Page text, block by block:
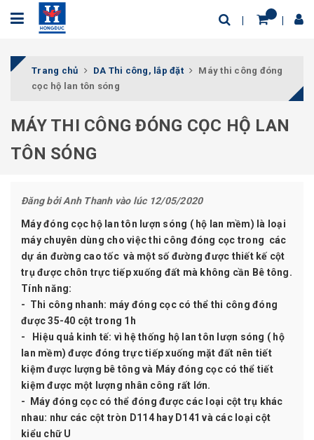
Trang chủ DA Thi công, lắp đặt
Máy thi công đóng
cọc hộ lan tôn sóng
MÁY THI CÔNG ĐÓNG CỌC HỘ LAN
TÔN SÓNG
Đăng bởiAnh Thanhvào lúc 12/05/2020
Máy đóng cọc hộ lan tôn lượn sóng ( hộ lan mềm) là loại
máy chuyên dùng cho việc thi công đóng cọc trong các
dự án đường cao tốc và một số đường được thiết kế cột
trụ được chôn trực tiếp xuống đất mà không cần Bê tông.
Tính năng:
- Thi công nhanh: máy đóng cọc có thể thi công đóng
được 35-40 cột trong 1h
- Hiệu quả kinh tế: vì hệ thống hộ lan tôn lượn sóng ( hộ
lan mềm) được đóng trực tiếp xuống mặt đất nên tiết
kiệm được lượng bê tông và Máy đóng cọc có thể tiết
kiệm được một lượng nhân công rất lớn.
- Máy đóng cọc có thể đóng được các loại cột trụ khác
nhau: như các cột tròn D114 hay D141 và các loại cột
kiểu chữ U